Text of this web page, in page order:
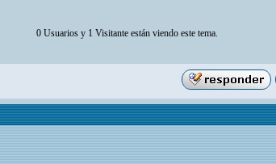
0 Usuarios y 1 Visitante están viendo este tema.